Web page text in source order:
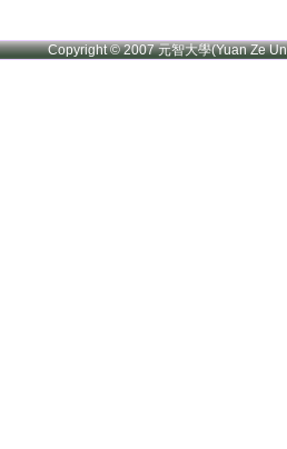
Copyright © 2007 元智大學(Yuan Ze